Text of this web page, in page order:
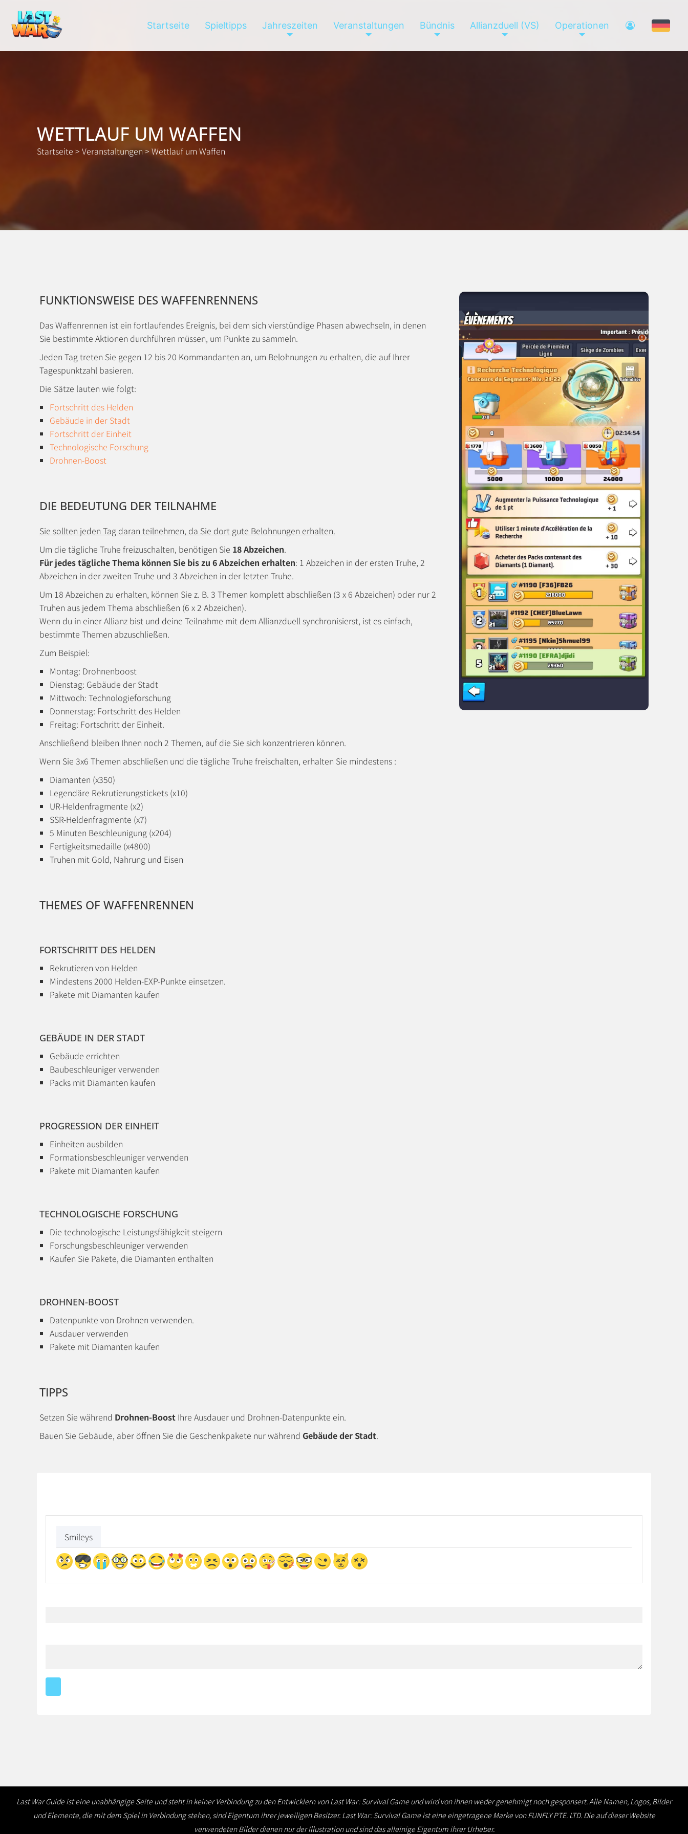
Startseite Spieltipps Jahreszeiten Veranstaltungen Bündnis Allianzduell (VS) Operationen
WETTLAUF UM WAFFEN
Startseite > Veranstaltungen>Wettlauf um Waffen
FUNKTIONSWEISE DES WAFFENRENNENS
Das Waffenrennen ist ein fortlaufendes Ereignis, bei dem sich vierstündige Phasen abwechseln, in denen
Sie bestimmte Aktionen durchführen müssen, um Punkte zu sammeln.
Jeden Tag treten Sie gegen 12 bis 20 Kommandanten an, um Belohnungen zu erhalten, die auf Ihrer
Tagespunktzahl basieren.
Die Sätze lauten wie folgt:
Fortschritt des Helden
Gebäude in der Stadt
Fortschritt der Einheit
Technologische Forschung
Drohnen-Boost
DIE BEDEUTUNG DER TEILNAHME
Sie sollten jeden Tag daran teilnehmen, da Sie dort gute Belohnungen erhalten.
Um die tägliche Truhe freizuschalten, benötigen Sie 18 Abzeichen.
Für jedes tägliche Thema können Sie bis zu 6 Abzeichen erhalten: 1 Abzeichen in der ersten Truhe, 2
Abzeichen in der zweiten Truhe und 3 Abzeichen in der letzten Truhe.
Um 18 Abzeichen zu erhalten, können Sie z. B. 3 Themen komplett abschließen (3 x 6 Abzeichen) oder nur 2
Truhen aus jedem Thema abschließen (6 x 2 Abzeichen).
Wenn du in einer Allianz bist und deine Teilnahme mit dem Allianzduell synchronisierst, ist es einfach,
bestimmte Themen abzuschließen.
Zum Beispiel:
Montag: Drohnenboost
Dienstag: Gebäude der Stadt
Mittwoch: Technologieforschung
Donnerstag: Fortschritt des Helden
Freitag: Fortschritt der Einheit.
Anschließend bleiben Ihnen noch 2 Themen, auf die Sie sich konzentrieren können.
Wenn Sie 3x6 Themen abschließen und die tägliche Truhe freischalten, erhalten Sie mindestens :
Diamanten (x350)
Legendäre Rekrutierungstickets (x10)
UR-Heldenfragmente (x2)
SSR-Heldenfragmente (x7)
5 Minuten Beschleunigung (x204)
Fertigkeitsmedaille (x4800)
Truhen mit Gold, Nahrung und Eisen
THEMES OF WAFFENRENNEN
FORTSCHRITT DES HELDEN
Rekrutieren von Helden
Mindestens 2000 Helden-EXP-Punkte einsetzen.
Pakete mit Diamanten kaufen
GEBÄUDE IN DER STADT
Gebäude errichten
Baubeschleuniger verwenden
Packs mit Diamanten kaufen
PROGRESSION DER EINHEIT
Einheiten ausbilden
Formationsbeschleuniger verwenden
Pakete mit Diamanten kaufen
TECHNOLOGISCHE FORSCHUNG
Die technologische Leistungsfähigkeit steigern
Forschungsbeschleuniger verwenden
Kaufen Sie Pakete, die Diamanten enthalten
DROHNEN-BOOST
Datenpunkte von Drohnen verwenden.
Ausdauer verwenden
Pakete mit Diamanten kaufen
TIPPS
Setzen Sie während Drohnen-Boost Ihre Ausdauer und Drohnen-Datenpunkte ein.
Bauen Sie Gebäude, aber öffnen Sie die Geschenkpakete nur während Gebäude der Stadt.
Smileys
Last War Guide ist eine unabhängige Seite und steht in keiner Verbindung zu den Entwicklern von Last War: Survival Game und wird von ihnen weder genehmigt noch gesponsert. Alle Namen, Logos, Bilder
und Elemente, die mit dem Spiel in Verbindung stehen, sind Eigentum ihrer jeweiligen Besitzer. Last War: Survival Game ist eine eingetragene Marke von FUNFLY PTE. LTD. Die auf dieser Website
verwendeten Bilder dienen nur der Illustration und sind das alleinige Eigentum ihrer Urheber.